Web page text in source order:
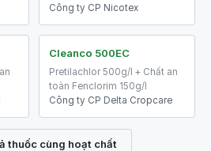
Công ty CP Nicotex
Cleanco 500EC
Pretilachlor 500g/l + Chất an
toàn Fenclorim 150g/l
Công ty CP Delta Cropcare
thuốc cùng hoạt chất